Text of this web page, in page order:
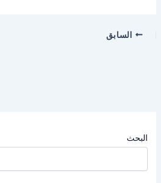
البحث
السابق